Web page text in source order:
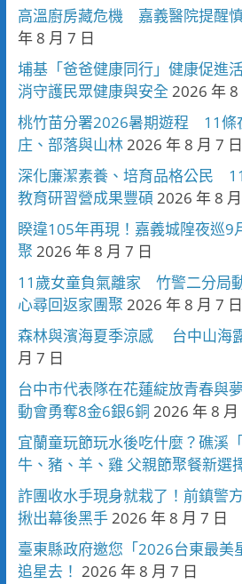
高溫廚房藏危機 嘉義醫院提醒
年 8 月 7 日
埔基「爸爸健康同行」健康促
消守護民眾健康與安全 2026 年 8
桃竹苗分署2026暑期遊程 11條
庄、部落與山林2026 年 8 月 7 日
深化廉潔素養、培育品格公民
教育研習營成果豐碩 2026 年 8
睽違105年再現！嘉義城隍夜巡9
聚 2026 年 8 月 7 日
11歲女童負氣離家 竹警二分局
心尋回返家團聚 2026 年 8 月 7 日
森林與濱海夏季涼感 台中山海
月 7 日
台中市代表隊在花蓮綻放青春與
動會勇奪8金6銀6銅 2026 年 8 月
宜蘭童玩節玩水後吃什麼？礁溪
牛、豬、羊、雞 父親節聚餐新選
詐團收水手現身就栽了！前鎮警
揪出幕後黑手2026 年 8 月 7 日
臺東縣政府邀您「2026台東最美
追星去！ 2026 年 8 月 7 日